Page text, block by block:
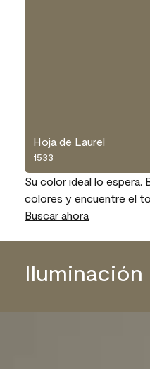
Hoja de Laurel
1533
Su color ideal lo espera.
colores y encuentre el
Buscar ahora
Iluminación